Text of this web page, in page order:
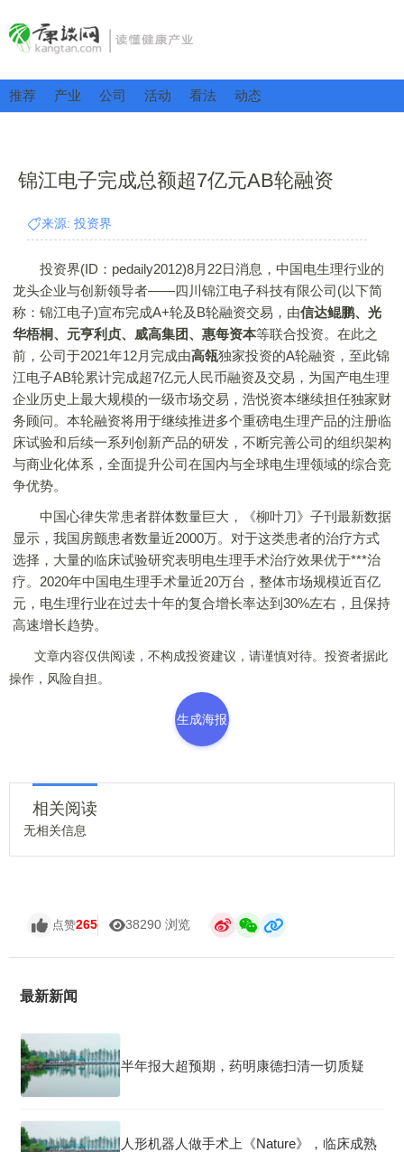
推荐 产业 公司 活动 看法 动态
锦江电子完成总额超7亿元AB轮融资
来源: 投资界
投资界(ID：pedaily2012)8月22日消息，中国电生理行业的
龙头企业与创新领导者——四川锦江电子科技有限公司(以下简
称：锦江电子)宣布完成A+轮及B轮融资交易，由信达鲲鹏、光
华梧桐、元亨利贞、威高集团、惠每资本等联合投资。在此之
前，公司于2021年12月完成由高瓴独家投资的A轮融资，至此锦
江电子AB轮累计完成超7亿元人民币融资及交易，为国产电生理
企业历史上最大规模的一级市场交易，浩悦资本继续担任独家财
务顾问。本轮融资将用于继续推进多个重磅电生理产品的注册临
床试验和后续一系列创新产品的研发，不断完善公司的组织架构
与商业化体系，全面提升公司在国内与全球电生理领域的综合竞
争优势。
中国心律失常患者群体数量巨大，《柳叶刀》子刊最新数据
显示，我国房颤患者数量近2000万。对于这类患者的治疗方式
选择，大量的临床试验研究表明电生理手术治疗效果优于***治
疗。2020年中国电生理手术量近20万台，整体市场规模近百亿
元，电生理行业在过去十年的复合增长率达到30%左右，且保持
高速增长趋势。
文章内容仅供阅读，不构成投资建议，请谨慎对待。投资者据此
操作，风险自担。
生成海报
相关阅读
无相关信息
点赞265 38290 浏览
最新新闻
半年报大超预期，药明康德扫清一切质疑
人形机器人做手术上《Nature》，临床成熟